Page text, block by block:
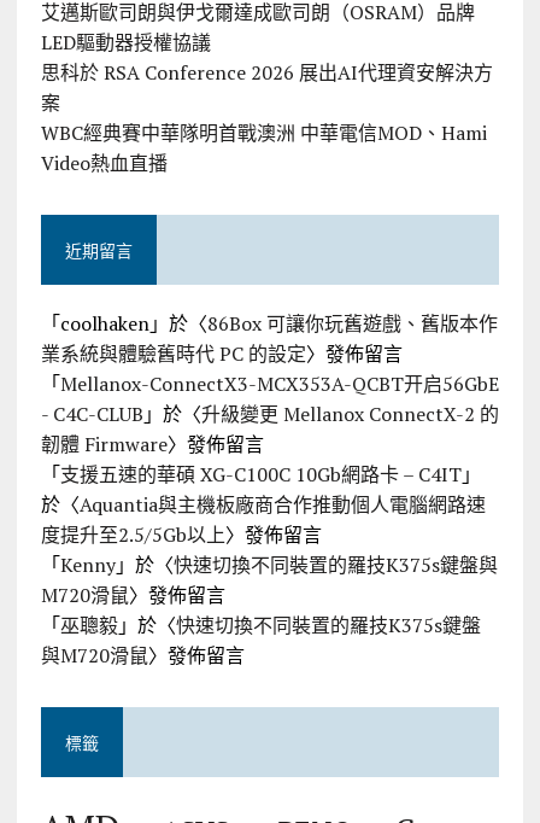
艾邁斯歐司朗與伊戈爾達成歐司朗（OSRAM）品牌
LED驅動器授權協議
思科於 RSA Conference 2026 展出AI代理資安解決方
案
WBC經典賽中華隊明首戰澳洲 中華電信MOD、Hami
Video熱血直播
近期留言
「coolhaken」於〈86Box 可讓你玩舊遊戲、舊版本作
業系統與體驗舊時代 PC 的設定〉發佈留言
「Mellanox-ConnectX3-MCX353A-QCBT开启56GbE
- C4C-CLUB 」於〈升級變更 Mellanox ConnectX-2 的
韌體 Firmware〉發佈留言
「支援五速的華碩 XG-C100C 10Gb網路卡 – C4IT」
於〈Aquantia與主機板廠商合作推動個人電腦網路速
度提升至2.5/5Gb以上〉發佈留言
「Kenny」於〈快速切換不同裝置的羅技K375s鍵盤與
M720滑鼠〉發佈留言
「巫聰毅」於〈快速切換不同裝置的羅技K375s鍵盤
與M720滑鼠〉發佈留言
標籤